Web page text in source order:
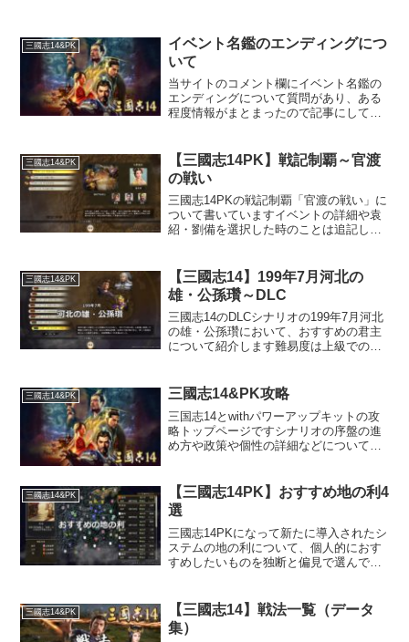
三國志14&PK
イベント名鑑のエンディングにつ
いて
当サイトのコメント欄にイベント名鑑の
エンディングについて質問があり、ある
程度情報がまとまったので記事にしてお
くお礼申し上げます
三國志14&PK
【三國志14PK】戦記制覇～官渡
の戦い
三國志14PKの戦記制覇「官渡の戦い」に
ついて書いていますイベントの詳細や袁
紹・劉備を選択した時のことは追記しま
三國志14&PK
【三國志14】199年7月河北の
雄・公孫瓚～DLC
三國志14のDLCシナリオの199年7月河北
の雄・公孫瓚において、おすすめの君主
について紹介します難易度は上級でのも
三國志14&PK 三國志14&PK攻略
三国志14とwithパワーアップキットの攻
略トップページですシナリオの序盤の進
め方や政策や個性の詳細などについて解
三國志14&PK
【三國志14PK】おすすめ地の利4
選
三國志14PKになって新たに導入されたシ
ステムの地の利について、個人的におす
すめしたいものを独断と偏見で選んでみ
なんてケースもあるので、有用な記事で
はないのは大目に見て...
三國志14&PK
【三國志14】戦法一覧（データ
集）